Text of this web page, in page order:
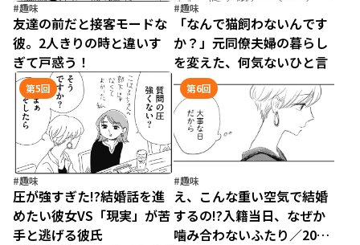
#趣味
友達の前だと接客モードな
彼。2人きりの時と違いす
ぎて戸惑う！
#趣味
「なんで猫飼わないんです
か？」元同僚夫婦の暮らし
を変えた、何気ないひと言
第5回
#趣味
圧が強すぎた!?結婚話を進
めたい彼女VS「現実」が苦
手と逃げる彼氏
第6回
#趣味
え、こんな重い空気で結婚
するの!?入籍当日、なぜか
噛み合わないふたり／20時